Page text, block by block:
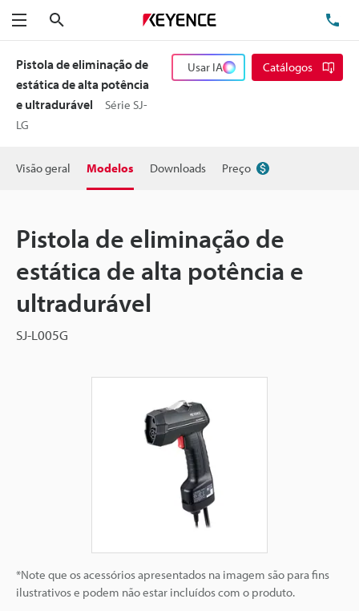
Menu
Pistola de eliminação de
estática de alta potência
e ultradurável
Série SJ-
LG
Usar IA Catálogos
Visão geral Modelos Downloads Preço
Pistola de eliminação de
estática de alta potência e
ultradurável
SJ-L005G
*Note que os acessórios apresentados na imagem são para fins
ilustrativos e podem não estar incluídos com o produto.